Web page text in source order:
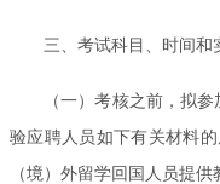
三、考试科目、时间和
（一）考核之前，拟
验应聘人员如下有关材料
（境）外留学回国人员提